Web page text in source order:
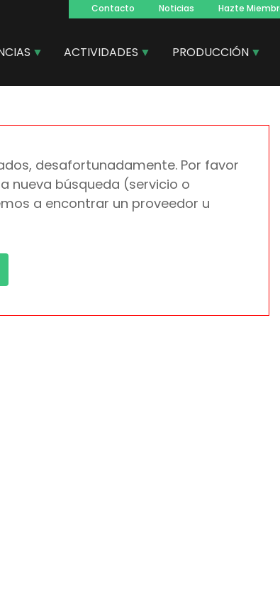
Navegacion
principal
Contacto Noticias Hazte
ACTIVIDADES PRODUCCIÓN
desafortunadamente. Por favor
nueva búsqueda (servicio o
a encontrar un proveedor u